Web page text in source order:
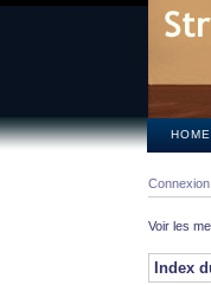
HOME
Connexion
Voir les
Index